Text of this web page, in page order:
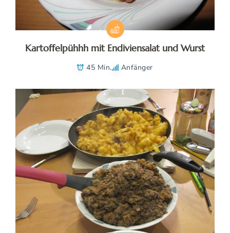
Kartoffelpühhh mit Endiviensalat und Wurst
45 Min. Anfänger